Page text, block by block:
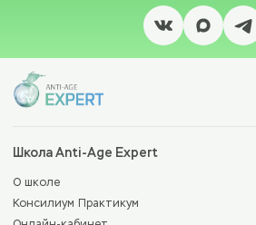
Школа Anti-Age Expert
О школе
Консилиум Практикум